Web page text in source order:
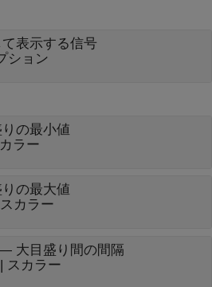
表示する信号
ション
りの最小値
ラー
りの最大値
カラー
大目盛り間の間隔
スカラー